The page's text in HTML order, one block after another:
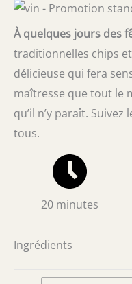
À quelques jours des
traditionnelles chips
délicieuse qui fera
maîtresse que tout le
qu’il n’y paraît.
tous.
20 minutes
Ingrédients